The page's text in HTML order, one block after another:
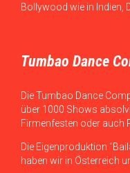
Bollywood wie in Indien,
Tumbao Dance
Die Tumbao Dance
über 1000 Shows
Firmenfesten oder auch
Die Eigenproduktion
haben wir in Österreich